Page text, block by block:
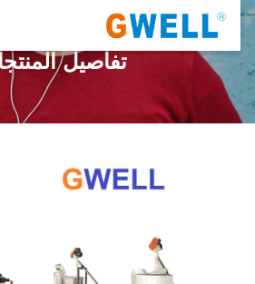
تفاصيل